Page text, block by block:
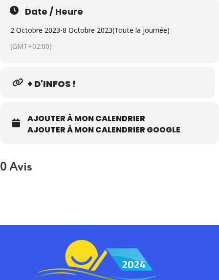
Date / Heure
2 Octobre 2023-8 Octobre 2023(Toute la journée)
(GMT+02:00)
+ D'INFOS !
AJOUTER À MON CALENDRIER
AJOUTER À MON CALENDRIER GOOGLE
0 Avis